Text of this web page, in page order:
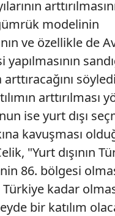
modelinin
ve özellikle de
arttırılması
ise yurt dışı
kavuşması
"Yurt dışının
86. bölgesi
kadar
bir katılım